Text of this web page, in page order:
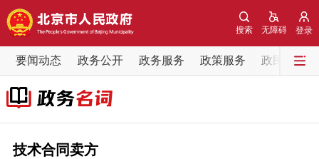
登录
无障碍
搜索
要闻动态 政务公开 政务服务 政策服务 政民互动
要闻动态
党中央精神
技术合同卖方